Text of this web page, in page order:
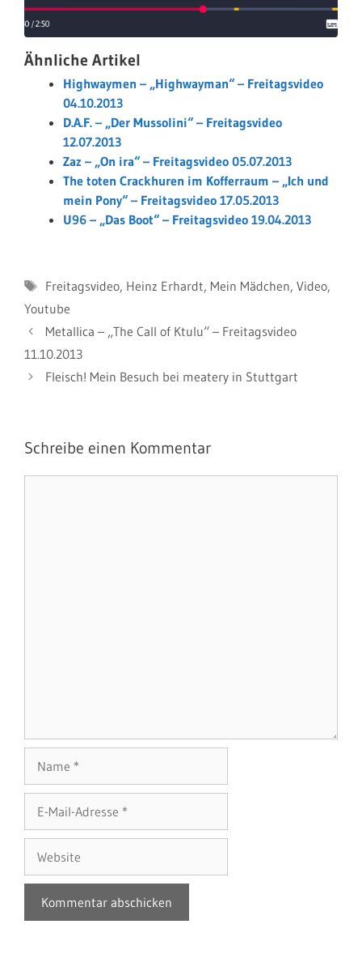
Ähnliche Artikel
Highwaymen – „Highwayman“ – Freitagsvideo
04.10.2013
D.A.F. – „Der Mussolini“ – Freitagsvideo
12.07.2013
Zaz – „On ira“ – Freitagsvideo 05.07.2013
The toten Crackhuren im Kofferraum – „Ich und
mein Pony“ – Freitagsvideo 17.05.2013
U96 – „Das Boot“ – Freitagsvideo 19.04.2013
Schlagwörter
Freitagsvideo, Heinz Erhardt, Mein Mädchen, Video,
Youtube
Metallica – „The Call of Ktulu“ – Freitagsvideo
11.10.2013
Fleisch! Mein Besuch bei meatery in Stuttgart
Schreibe einen Kommentar
Mail-
Adresse